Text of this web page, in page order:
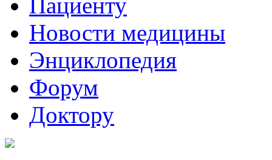
Новости медицины
Энциклопедия
Форум
Доктору